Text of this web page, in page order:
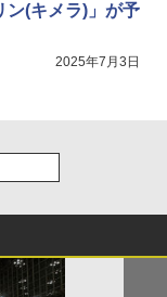
ン(キメラ)」が予
2025年7月3日